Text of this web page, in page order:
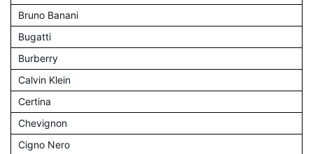
Bruno Banani
Bugatti
Burberry
Calvin Klein
Certina
Chevignon
Cigno Nero